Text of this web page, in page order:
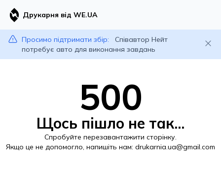
Друкарня від WE.UA
Просимо підтримати збір:
Співавтор Нейт
потребує авто для виконання завдань
500
Щось пішло не так...
Спробуйте перезавантажити сторінку.
Якщо це не допомогло, напишіть нам: drukarnia.ua@gmail.com